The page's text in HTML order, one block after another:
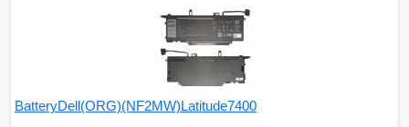
BatteryDell(ORG)(NF2MW)Latitude7400